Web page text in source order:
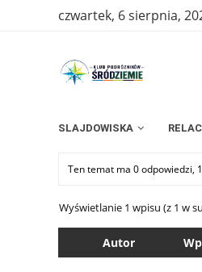
czwartek, 6 sierpnia,
SLAJDOWISKA
Ten temat ma 0 odpowiedzi,
Wyświetlanie 1 wpisu (z 1 w
Autor